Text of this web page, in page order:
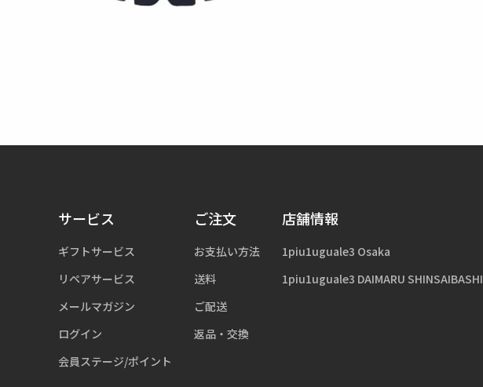
サービス
ギフトサービス
リペアサービス
メールマガジン
ログイン
会員ステージ/ポイント
ご注文
お支払い方法
送料
ご配送
返品・交換
店舗情報
1piu1uguale3 Osaka
1piu1uguale3 DAIMARU SHINSAIBASHI